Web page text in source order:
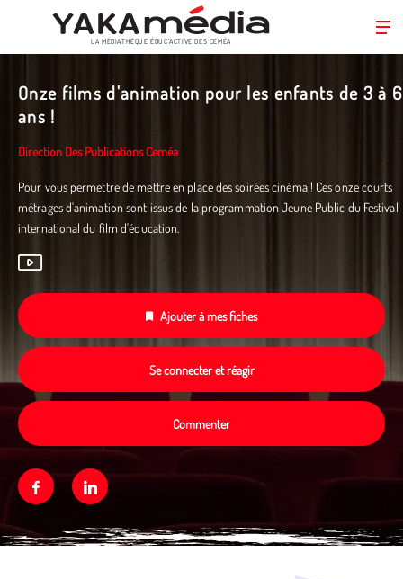
LA MÉDIATHÈQUE ÉDUC’ACTIVE DES CEMÉA
Onze films d'animation pour les enfants de 3 à 6
ans !
Direction Des Publications Ceméa
Pour vous permettre de mettre en place des soirées cinéma ! Ces onze courts
métrages d'animation sont issus de la programmation Jeune Public du Festival
international du film d'éducation.
Ajouter à mes fiches
Se connecter et réagir
Commenter
FacebookLinkedin